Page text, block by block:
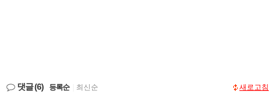
댓글(6) 등록순 최신순 새로고침